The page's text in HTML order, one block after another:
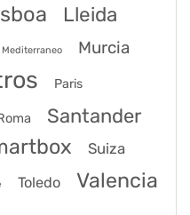
Lleida
Mediterraneo Murcia
Paris
Santander
Suiza
Toledo Valencia